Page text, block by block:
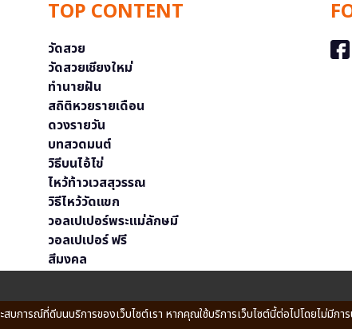
TOP CONTENT
วัดสวย
วัดสวยเชียงใหม่
ทำนายฝัน
สถิติหวยรายเดือน
ดวงรายวัน
บทสวดมนต์
วิธีบนไอ้ไข่
ไหว้ท้าวเวสสุวรรณ
วิธีไหว้วัดแขก
วอลเปเปอร์พระแม่ลักษมี
วอลเปเปอร์ ฟรี
สีมงคล
การณ์ที่ดีบนบริการของเว็บไซต์เรา หากคุณใช้บริการเว็บไซต์นี้ต่อไปโดยไม่มีก